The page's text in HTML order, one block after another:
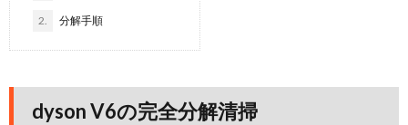
2. 分解手順
dyson V6の完全分解清掃